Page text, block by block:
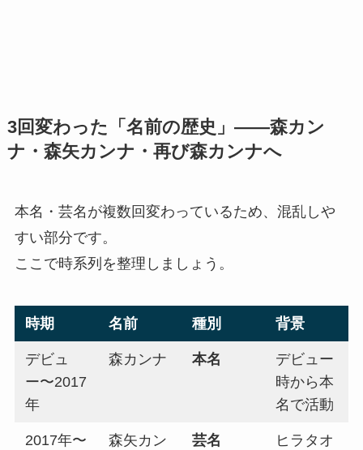
3回変わった「名前の歴史」——森カン
ナ・森矢カンナ・再び森カンナへ
本名・芸名が複数回変わっているため、混乱しや
すい部分です。
ここで時系列を整理しましょう。
時期 名前 種別 背景
デビュ
ー〜2017
年
森カンナ 本名
デビュー
時から本
名で活動
2017年〜
森矢カン
芸名
ヒラタオ